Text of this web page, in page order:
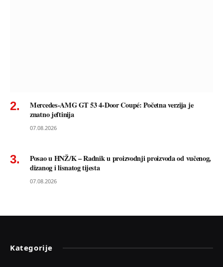
Mercedes-AMG GT 53 4-Door Coupé: Početna verzija je
znatno jeftinija
07.08.2026
Posao u HNŽ/K – Radnik u proizvodnji proizvoda od vučenog,
dizanog i lisnatog tijesta
07.08.2026
Kategorije